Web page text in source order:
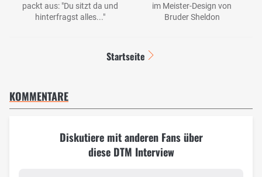
packt aus: "Du sitzt da und
hinterfragst alles..."
im Meister-Design von
Bruder Sheldon
Startseite
KOMMENTARE
Diskutiere mit anderen Fans über
diese DTM Interview